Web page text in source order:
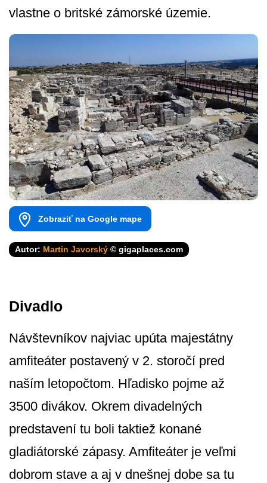
vlastne o britské zámorské územie.
Zobraziť na Google mape
Autor: Martin Javorský © gigaplaces.com
Divadlo
Návštevníkov najviac upúta majestátny
amfiteáter postavený v 2. storočí pred
naším letopočtom. Hľadisko pojme až
3500 divákov. Okrem divadelných
predstavení tu boli taktiež konané
gladiátorské zápasy. Amfiteáter je veľmi
dobrom stave a aj v dnešnej dobe sa tu